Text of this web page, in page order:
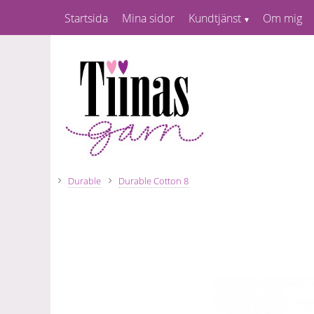
Startsida Mina sidor Kundtjänst Om mig
Durable Durable Cotton 8